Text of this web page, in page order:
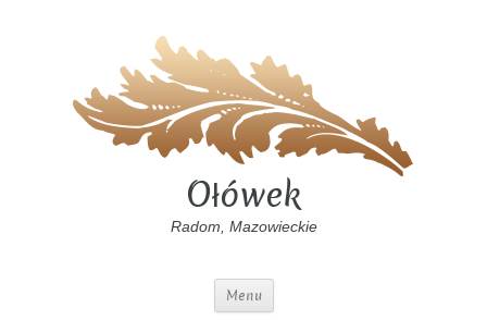
Ołówek
Radom, Mazowieckie
Menu